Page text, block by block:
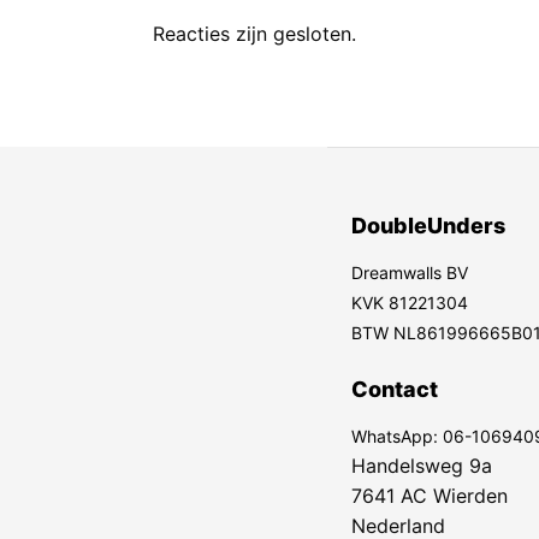
Reacties zijn gesloten.
DoubleUnders
Dreamwalls BV
KVK 81221304
BTW
Contact
WhatsApp: 06-
Handelsweg 9a
7641 AC Wierden
Nederland